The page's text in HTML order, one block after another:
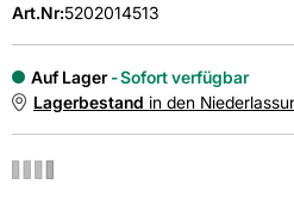
Art.Nr:5202014513
Auf Lager
Sofort verfügbar
Lagerbestand in den